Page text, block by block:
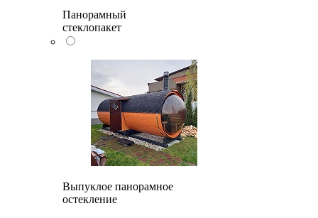
Панорамный
стеклопакет
Выпуклое панорамное
остекление